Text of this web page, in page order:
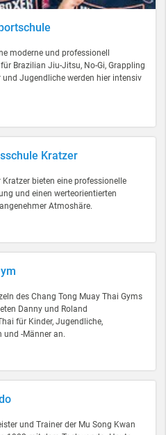
moderne und professionell
Brazilian Jiu-Jitsu, No-Gi, Grappling
Jugendliche werden hier intensiv
Kratzer
bieten eine professionelle
und einen werteorientierten
Atmoshäre.
des Chang Tong Muay Thai Gyms
Danny und Roland
für Kinder, Jugendliche,
und -Männer an.
und Trainer der Mu Song Kwan